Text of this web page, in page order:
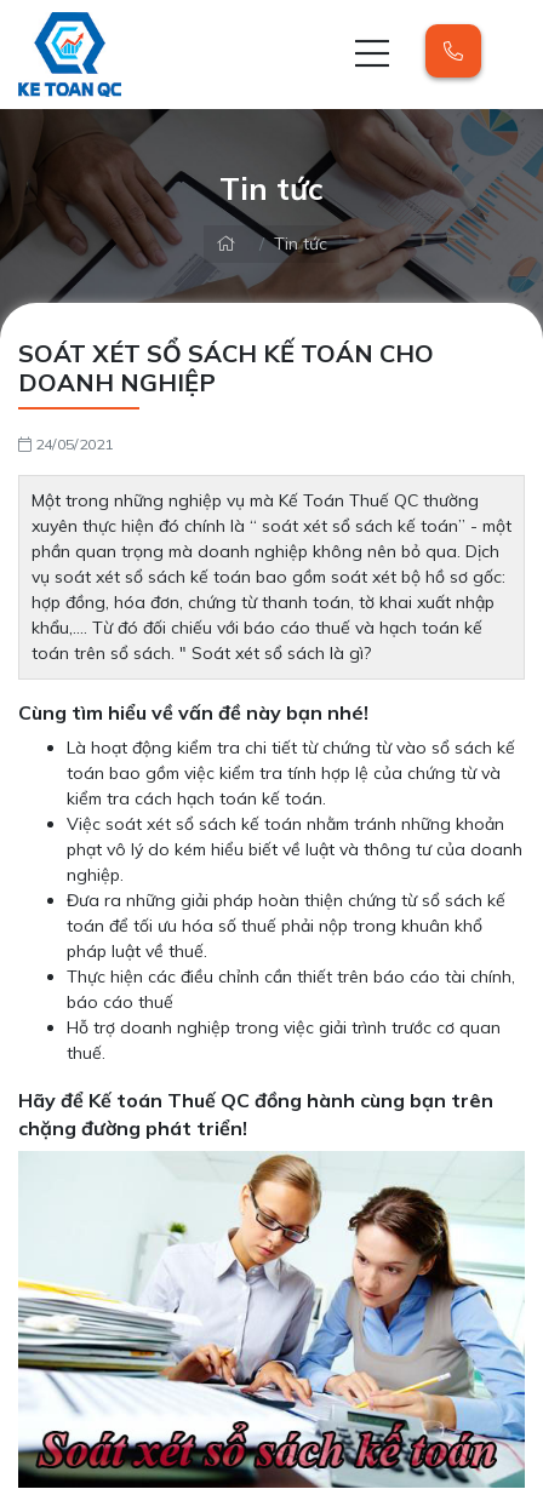
Tin tức
Tin tức
SOÁT XÉT SỔ SÁCH KẾ TOÁN CHO
DOANH NGHIỆP
24/05/2021
Một trong những nghiệp vụ mà Kế Toán Thuế QC thường
xuyên thực hiện đó chính là “ soát xét sổ sách kế toán” - một
phần quan trọng mà doanh nghiệp không nên bỏ qua. Dịch
vụ soát xét sổ sách kế toán bao gồm soát xét bộ hồ sơ gốc:
hợp đồng, hóa đơn, chứng từ thanh toán, tờ khai xuất nhập
khẩu,…. Từ đó đối chiếu với báo cáo thuế và hạch toán kế
toán trên sổ sách. " Soát xét sổ sách là gì?
Cùng tìm hiểu về vấn đề này bạn nhé!
Là hoạt động kiểm tra chi tiết từ chứng từ vào sổ sách kế
toán bao gồm việc kiểm tra tính hợp lệ của chứng từ và
kiểm tra cách hạch toán kế toán.
Việc soát xét sổ sách kế toán nhằm tránh những khoản
phạt vô lý do kém hiểu biết về luật và thông tư của doanh
nghiệp.
Đưa ra những giải pháp hoàn thiện chứng từ sổ sách kế
toán để tối ưu hóa số thuế phải nộp trong khuân khổ
pháp luật về thuế.
Thực hiện các điều chỉnh cần thiết trên báo cáo tài chính,
báo cáo thuế
Hỗ trợ doanh nghiệp trong việc giải trình trước cơ quan
thuế.
Hãy để Kế toán Thuế QC đồng hành cùng bạn trên
chặng đường phát triển!